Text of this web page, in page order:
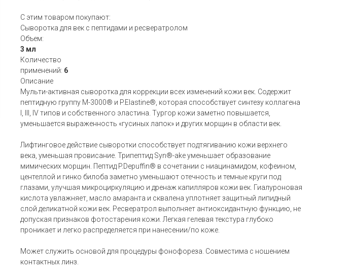
С этим товаром покупают:
Сыворотка для век с пептидами и ресвератролом
Объем:
3 мл
Количество
применений: 6
Описание
Мульти-активная сыворотка для коррекции всех изменений кожи век. Содержит
пептидную группу M-3000® и P.Elastine®, которая способствует синтезу коллагена
I, III, IV типов и собственного эластина. Тургор кожи заметно повышается,
уменьшается выраженность «гусиных лапок» и других морщин в области век.
Лифтинговое действие сыворотки способствует подтягиванию кожи верхнего
века, уменьшая провисание. Трипептид Syn®-ake уменьшает образование
мимических морщин. Пептид P.Depuffin® в сочетании с ниацинамидом, кофеином,
центеллой и гинко билоба заметно уменьшают отечность и темные круги под
глазами, улучшая микроциркуляцию и дренаж капилляров кожи век. Гиалуроновая
кислота увлажняет, масло амаранта и сквалена уплотняет защитный липидный
слой деликатной кожи век. Ресвератрол выполняет антиоксидантную функцию, не
допуская признаков фотостарения кожи. Легкая гелевая текстура глубоко
проникает и легко распределяется при нанесении/по коже.
Может служить основой для процедуры фонофореза. Совместима с ношением
контактных линз.